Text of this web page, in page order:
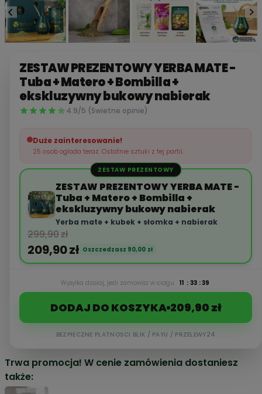
ZESTAW PREZENTOWY YERBA MATE -
Tuba + Matero + Bombilla +
ekskluzywny bukowy nabierak
4.9/5 (Swietne opinie)
Duże zainteresowanie!
25 osob oglada teraz. Ostatnie sztuki z tej partii.
ZESTAW PREZENTOWY
ZESTAW PREZENTOWY YERBA MATE -
Tuba + Matero + Bombilla +
ekskluzywny bukowy nabierak
Yerba mate + kubek + słomka + nabierak
299,90zł
209,90zł Oszczedzasz 90,00 zł
Wysylka dzisiaj, jesli zamowisz w ciagu 11 : 33 :39
DODAJ DO KOSZYKA 209,90 zł
BEZPIECZNE PLATNOSCI BLIK / PAYU / PRZELEWY24
Trwa promocja! W cenie zamówienia dostaniesz
także: